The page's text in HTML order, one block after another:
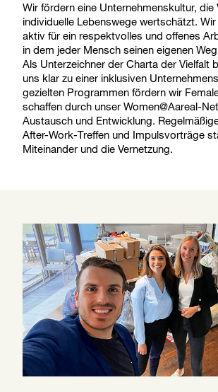
Wir fördern eine Unternehmenskultur, die
individuelle Lebenswege wertschätzt.
aktiv für ein respektvolles und offenes
in dem jeder Mensch seinen eigenen
Als Unterzeichner der Charta der Vielfalt
uns klar zu einer inklusiven
gezielten Programmen fördern wir
schaffen durch unser Women@Aareal-
Austausch und Entwicklung.
After-Work-Treffen und Impulsvorträge
Miteinander und die Vernetzung.